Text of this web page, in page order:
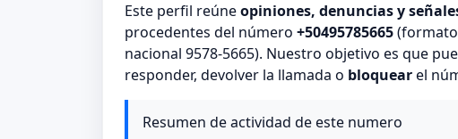
Este perfil reúneopiniones, denuncias y
procedentes del número +50495785665
nacional 9578-5665). Nuestro objetivo es que
responder, devolver la llamada o bloquearel
Resumen de actividad de este numero